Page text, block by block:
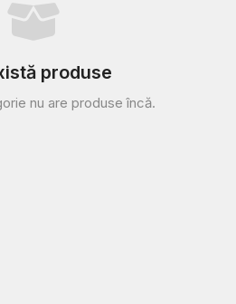
produse
nu are produse încă.